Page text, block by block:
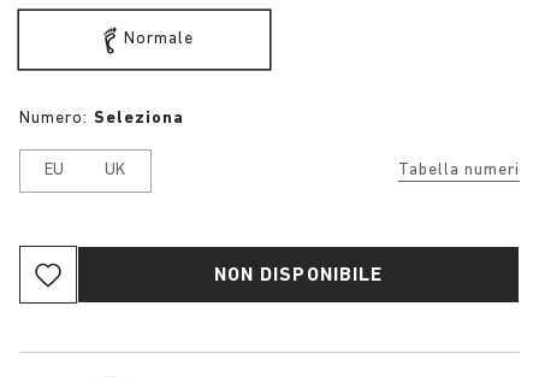
Normale
Tabella numeri
Numero: Seleziona
EU UK
NON DISPONIBILE